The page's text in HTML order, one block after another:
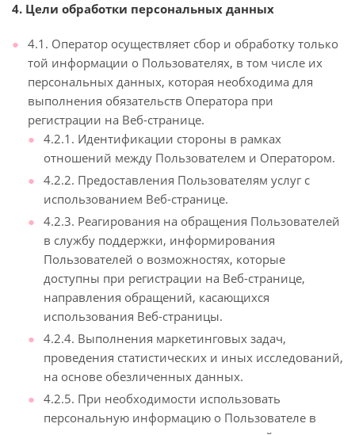
4. Цели обработки персональных данных
4.1. Оператор осуществляет сбор и обработку только
той информации о Пользователях, в том числе их
персональных данных, которая необходима для
выполнения обязательств Оператора при
регистрации на Веб-странице.
4.2.1. Идентификации стороны в рамках
отношений между Пользователем и Оператором.
4.2.2. Предоставления Пользователям услуг с
использованием Веб-странице.
4.2.3. Реагирования на обращения Пользователей
в службу поддержки, информирования
Пользователей о возможностях, которые
доступны при регистрации на Веб-странице,
направления обращений, касающихся
использования Веб-страницы.
4.2.4. Выполнения маркетинговых задач,
проведения статистических и иных исследований,
на основе обезличенных данных.
4.2.5. При необходимости использовать
персональную информацию о Пользователе в